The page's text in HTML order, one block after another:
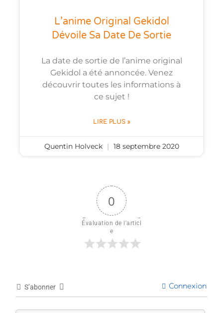
L’anime Original Gekidol
Dévoile Sa Date De Sortie
La date de sortie de l’anime original
Gekidol a été annoncée. Venez
découvrir toutes les informations à
ce sujet !
LIRE PLUS »
Quentin Holveck 18 septembre 2020
0
Évaluation de l'articl
e
S’abonner Connexion